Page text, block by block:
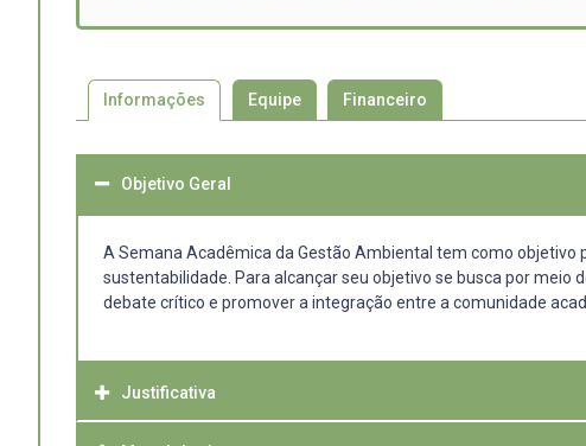
Informações Equipe Financeiro
Objetivo Geral
A Semana Acadêmica da Gestão Ambiental tem como
sustentabilidade. Para alcançar seu objetivo se busca por
debate crítico e promover a integração entre a comunidade
Justificativa